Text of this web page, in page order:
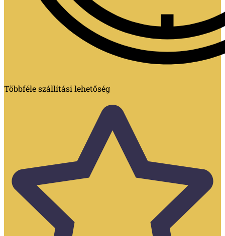
Többféle szállítási lehetőség